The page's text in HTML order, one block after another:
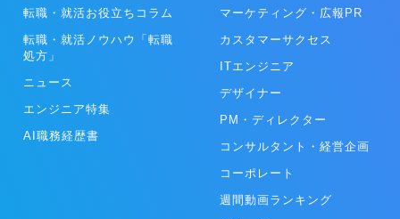
転職・就活お役立ちコラム
転職・就活ノウハウ「転職
処方」
ニュース
エンジニア特集
AI職務経歴書
マーケティング・広報PR
カスタマーサクセス
ITエンジニア
デザイナー
PM・ディレクター
コンサルタント・経営企画
コーポレート
週間動画ランキング